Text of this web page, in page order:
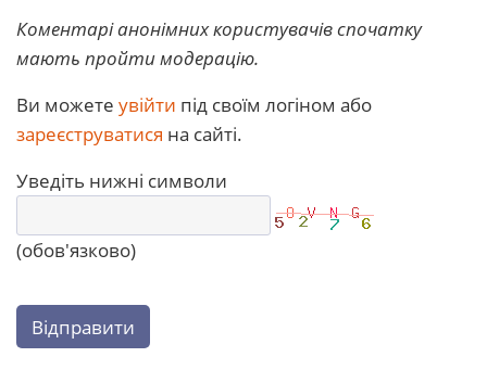
Коментарі анонімних користувачів спочатку
мають пройти модерацію.
Ви можете увійти під своїм логіном або
зареєструватися на сайті.
Уведіть нижні символи
(обов'язково)
Відправити